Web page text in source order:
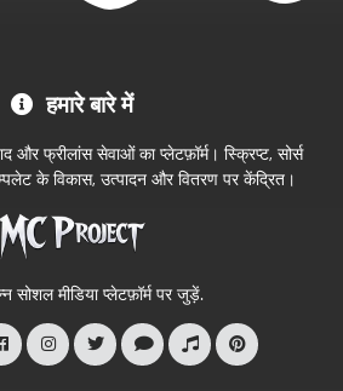
हमारे बारे में
और फ्रीलांस सेवाओं का प्लेटफ़ॉर्म। स्क्रिप्ट, सोर्स
के विकास, उत्पादन और वितरण पर केंद्रित।
सोशल मीडिया प्लेटफ़ॉर्म पर जुड़ें.